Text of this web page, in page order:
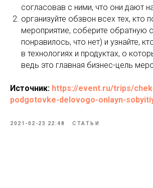
согласовав с ними, что они дают
организуйте обзвон всех тех, кто
мероприятие, соберите обратную
понравилось, что нет) и узнайте,
в технологиях и продуктах, о
ведь это главная бизнес-цель
Источник: https://event.ru/trips/
podgotovke-delovogo-onlayn-
2021-02-23 22:48 СТАТЬИ